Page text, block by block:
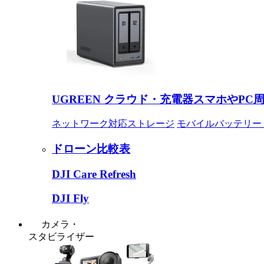
UGREEN クラウド・充電器スマホやPC
ネットワーク対応ストレージ モバイルバッテリー
ドローン比較表
DJI Care Refresh
DJI Fly
カメラ・
スタビライザー